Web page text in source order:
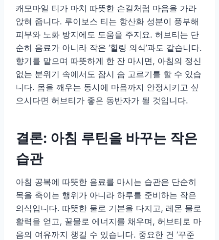
캐모마일 티가 마치 따뜻한 손길처럼 마음을 가라
앉혀 줍니다. 루이보스 티는 항산화 성분이 풍부해
피부와 노화 방지에도 도움을 주지요. 허브티는 단
순히 음료가 아니라 작은 ‘힐링 의식’과도 같습니다.
향기를 맡으며 따뜻하게 한 잔 마시면, 아침의 정신
없는 분위기 속에서도 잠시 숨 고르기를 할 수 있습
니다. 몸을 깨우는 동시에 마음까지 안정시키고 싶
으시다면 허브티가 좋은 동반자가 될 것입니다.
결론: 아침 루틴을 바꾸는 작은
습관
아침 공복에 따뜻한 음료를 마시는 습관은 단순히
목을 축이는 행위가 아니라 하루를 준비하는 작은
의식입니다. 따뜻한 물로 기본을 다지고, 레몬 물로
활력을 얻고, 꿀물로 에너지를 채우며, 허브티로 마
음의 여유까지 챙길 수 있습니다. 중요한 건 ‘꾸준